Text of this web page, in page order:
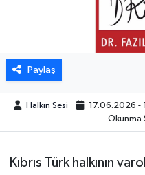
Paylaş
Halkın Sesi 17.06.2026 -
Okunma
Kıbrıs Türk halkının